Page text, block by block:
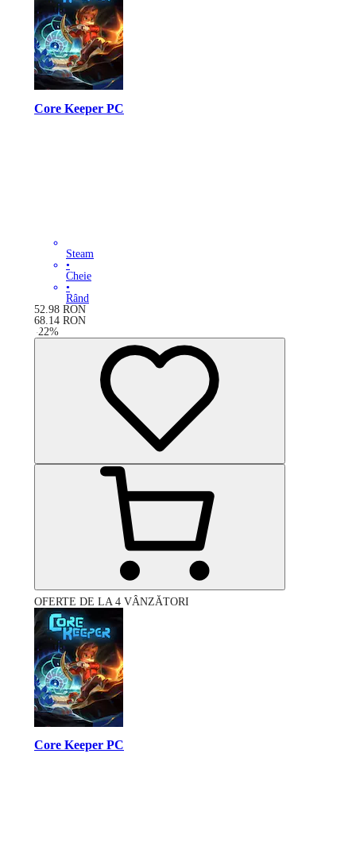
Core Keeper PC
Steam
•
Cheie
•
Rând
52.98 RON
68.14 RON
-22%
OFERTE DE LA 4 VÂNZĂTORI
Core Keeper PC